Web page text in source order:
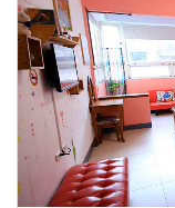
Line
線
上